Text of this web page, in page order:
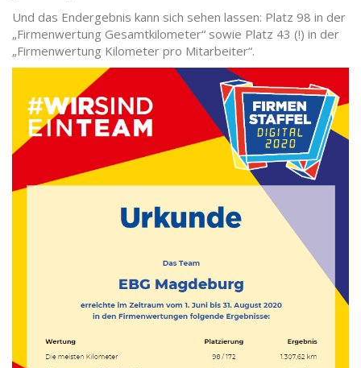
Und das Endergebnis kann sich sehen lassen: Platz 98 in der
„Firmenwertung Gesamtkilometer“ sowie Platz 43 (!) in der
„Firmenwertung Kilometer pro Mitarbeiter“.